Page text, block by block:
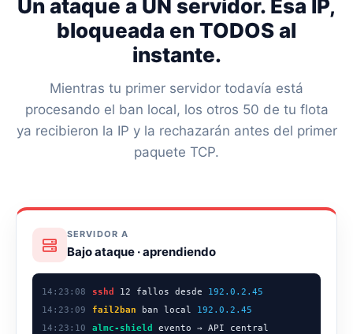
Un ataque a UN servidor. Esa IP,
bloqueada en TODOS al
instante.
Mientras tu primer servidor todavía está
procesando el ban local, los otros 50 de tu flota
ya recibieron la IP y la rechazarán antes del primer
paquete TCP.
SERVIDOR A
Bajo ataque · aprendiendo
14:23:08 sshd 12 fallos desde 192.0.2.45
14:23:09
fail2ban ban local 192.0.2.45
14:23:10
almc-shield evento → API central